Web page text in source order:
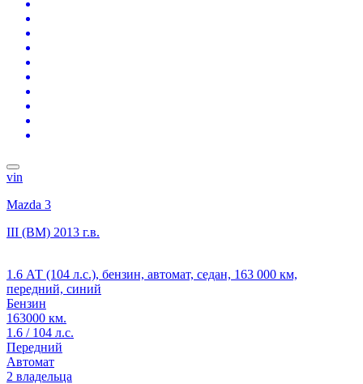
vin
Mazda 3
III (BM) 2013 г.в.
1.6 АТ (104 л.с.), бензин, автомат, седан, 163 000 км,
передний, синий
Бензин
163000 км.
1.6 / 104 л.с.
Передний
Автомат
2 владельца